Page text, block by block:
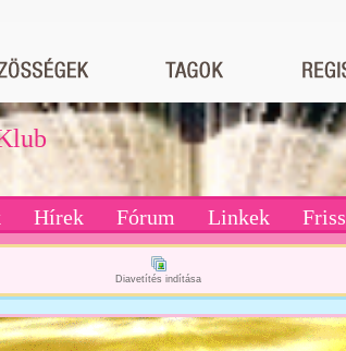
Hírek Fórum Linkek Friss
Diavetítés indítása